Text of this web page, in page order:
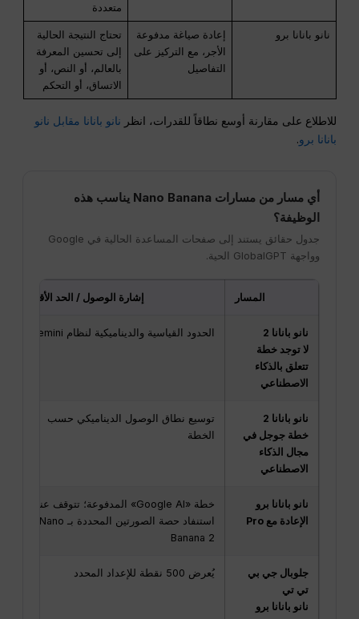
متعددة
نانو بانانا برو
إعادة صياغة مدفوعة
الأجر، مع التركيز على
التفاصيل
تحتاج النتيجة الحالية
إلى تحسين المعرفة
بالعالم، أو النص، أو
الاتساق، أو التحكم
للاطلاع على مقارنة أوسع نطاقاً للقدرات، انظر نانو بانانا مقابل نانو
بانانا برو.
أي مسار من مسارات Nano Banana يناسب هذه
الوظيفة؟
جدول حقائق يستند إلى صفحات المساعدة الحالية في Google
وواجهة GlobalGPT الحية.
المسار إشارة الوصول / الحد الأقصى
نانو بانانا 2
لا توجد خطة
تتعلق بالذكاء
الاصطناعي
الحدود القياسية والديناميكية لنظام Gemini
نانو بانانا 2
خطة جوجل في
مجال الذكاء
الاصطناعي
توسيع نطاق الوصول الديناميكي حسب
الخطة
نانو بانانا برو
الإعادة مع Pro
خطة «Google AI» المدفوعة؛ تتوقف عند
استنفاد حصة الصورتين المحددة بـ Nano
Banana 2
جلوبال جي بي
تي تي
نانو بانانا برو
يُعرض 500 نقطة للإعداد المحدد